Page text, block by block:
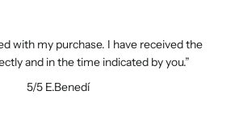
with my purchase. I have received the
and in the time indicated by you.
5/5 E.Benedí